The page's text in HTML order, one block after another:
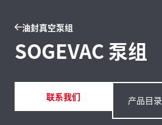
油封真空泵组
SOGEVAC 泵组
联系我们 产品目录